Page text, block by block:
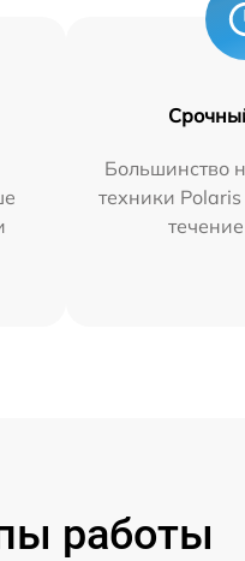
Большинство
техники
работы